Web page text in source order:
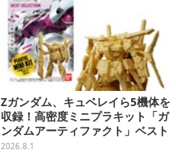
Zガンダム、キュベレイら5機体を
収録！高密度ミニプラキット「ガ
ンダムアーティファクト」ベスト
セレクションが10月発売
2026.8.1